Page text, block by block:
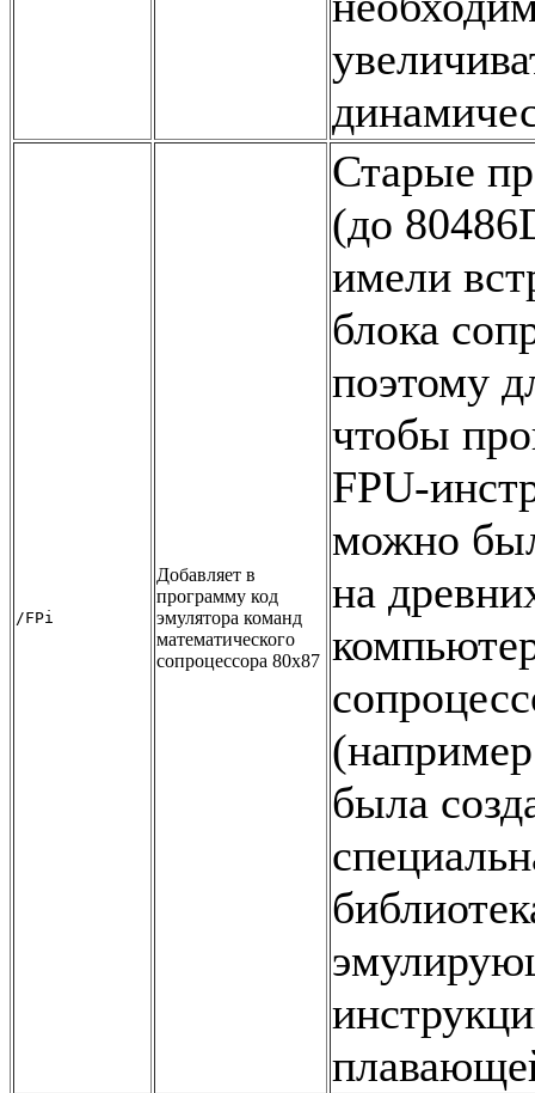
/FPi
Добавляет в
программу код
эмулятора команд
математического
сопроцессора 80x87
Старые
(до
имели
блока
поэтому
чтобы
FPU-
можно
на
была